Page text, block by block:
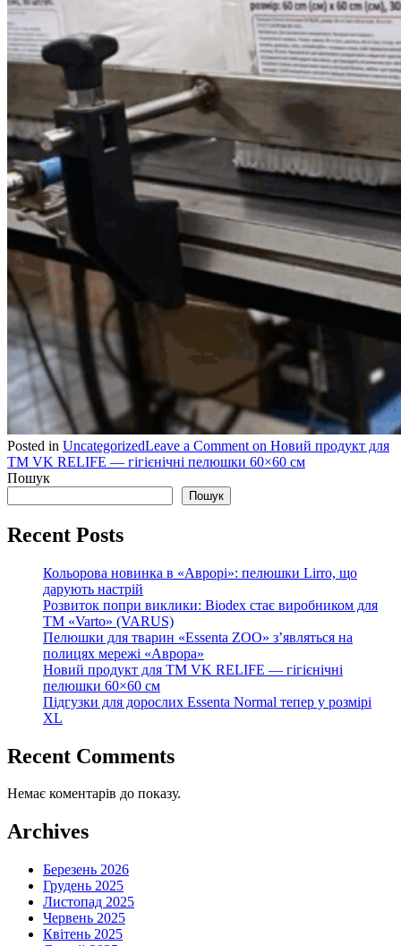
Posted in UncategorizedLeave a Comment on Новий продукт для
ТМ VK RELIFE — гiгiєнiчнi пелюшки 60×60 см
Пошук
Пошук
Recent Posts
Кольорова новинка в «Аврорi»: пелюшки Lirro, що
дарують настрiй
Розвиток попри виклики: Biodex стає виробником для
ТМ «Varto» (VARUS)
Пелюшки для тварин «Essenta ZOO» з’являться на
полицях мережi «Аврора»
Новий продукт для ТМ VK RELIFE — гiгiєнiчнi
пелюшки 60×60 см
Пiдгузки для дорослих Essenta Normal тепер у розмiрi
XL
Recent Comments
Немає коментарів до показу.
Archives
Березень 2026
Грудень 2025
Листопад 2025
Червень 2025
Квітень 2025